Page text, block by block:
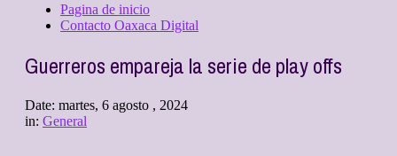
Pagina de inicio
Contacto Oaxaca Digital
Guerreros empareja la serie de play offs
Date: martes, 6 agosto , 2024
in: General